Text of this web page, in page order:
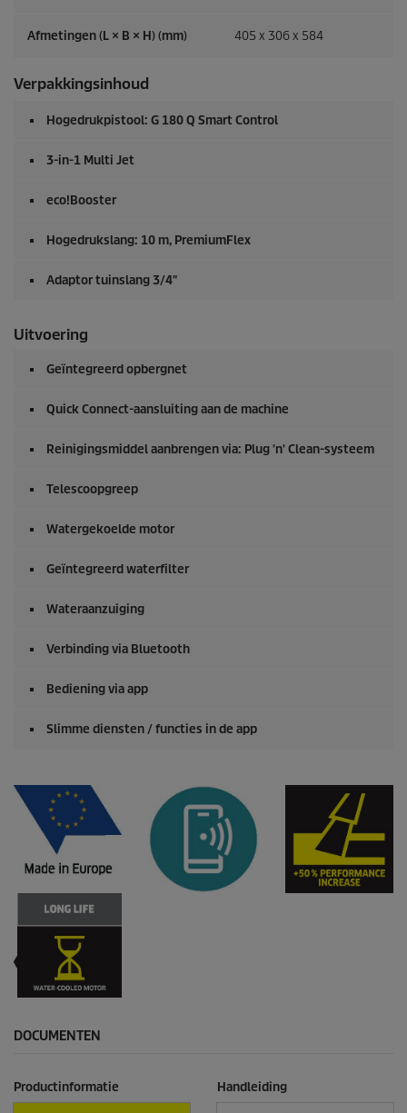
Afmetingen (L × B × H) (mm) 405 x 306 x 584
Verpakkingsinhoud
Hogedrukpistool: G 180 Q Smart Control
3-in-1 Multi Jet
eco!Booster
Hogedrukslang: 10 m, PremiumFlex
Adaptor tuinslang 3/4"
Uitvoering
Geïntegreerd opbergnet
Quick Connect-aansluiting aan de machine
Reinigingsmiddel aanbrengen via: Plug 'n' Clean-systeem
Telescoopgreep
Watergekoelde motor
Geïntegreerd waterfilter
Wateraanzuiging
Verbinding via Bluetooth
Bediening via app
Slimme diensten / functies in de app
DOCUMENTEN
Productinformatie Handleiding